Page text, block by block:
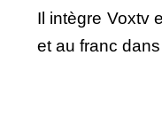
Il intègre Voxtv
et au franc